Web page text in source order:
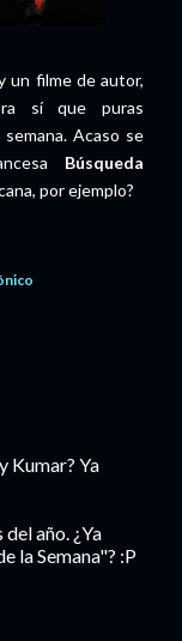
un filme de autor,
sí que puras
Acaso se
Búsqueda
por ejemplo?
Kumar? Ya
año. ¿Ya
la Semana"? :P